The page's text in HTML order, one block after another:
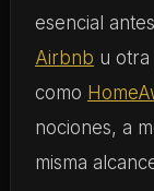
esencial
Airbnb u
como
nociones, a
misma